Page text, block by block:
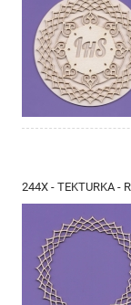
244X - TEKTURKA -